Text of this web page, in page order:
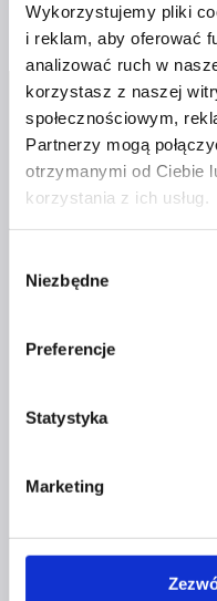
Wykorzystujemy pliki
i reklam, aby oferować
analizować ruch w
korzystasz z naszej
społecznościowym,
Partnerzy mogą
otrzymanymi od Ciebie
korzystania z ich usług.
zgody
Niezbędne
Preferencje
Statystyka
Marketing